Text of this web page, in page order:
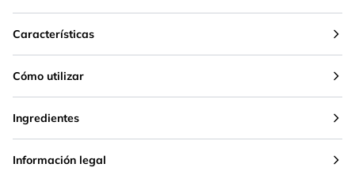
Características
Cómo utilizar
Ingredientes
Información legal